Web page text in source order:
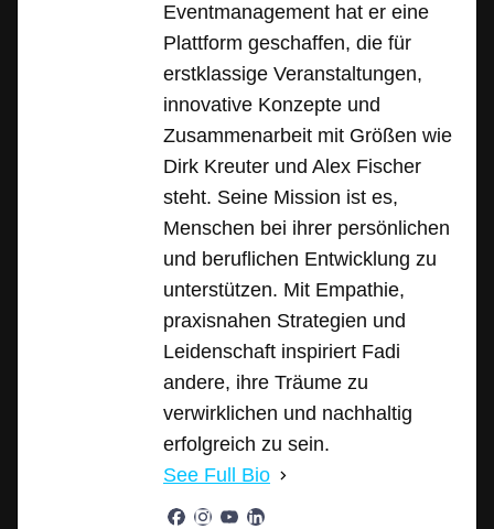
Eventmanagement hat er eine
Plattform geschaffen, die für
erstklassige Veranstaltungen,
innovative Konzepte und
Zusammenarbeit mit Größen wie
Dirk Kreuter und Alex Fischer
steht. Seine Mission ist es,
Menschen bei ihrer persönlichen
und beruflichen Entwicklung zu
unterstützen. Mit Empathie,
praxisnahen Strategien und
Leidenschaft inspiriert Fadi
andere, ihre Träume zu
verwirklichen und nachhaltig
erfolgreich zu sein.
See Full Bio